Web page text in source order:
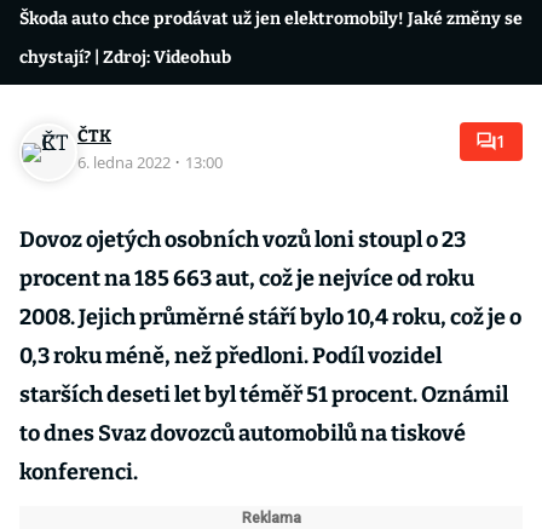
Škoda auto chce prodávat už jen elektromobily! Jaké změny se
chystají? | Zdroj: Videohub
ČTK
6. ledna 2022 · 13:00
1
Dovoz ojetých osobních vozů loni stoupl o 23
procent na 185 663 aut, což je nejvíce od roku
2008. Jejich průměrné stáří bylo 10,4 roku, což je o
0,3 roku méně, než předloni. Podíl vozidel
starších deseti let byl téměř 51 procent. Oznámil
to dnes Svaz dovozců automobilů na tiskové
konferenci.